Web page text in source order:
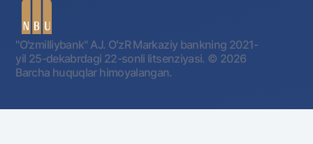
"O'zmilliybank" AJ. OʻzR Markaziy bankning 2021-
yil 25-dekabrdagi 22-sonli litsenziyasi. © 2026
Barcha huquqlar himoyalangan.